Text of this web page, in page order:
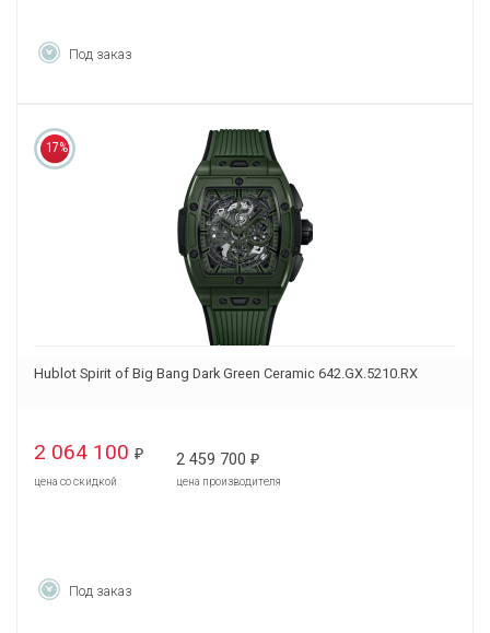
Под заказ
17%
Hublot Spirit of Big Bang Dark Green Ceramic 642.GX.5210.RX
2 064 100 ₽
цена со скидкой
2 459 700 ₽
цена производителя
Под заказ